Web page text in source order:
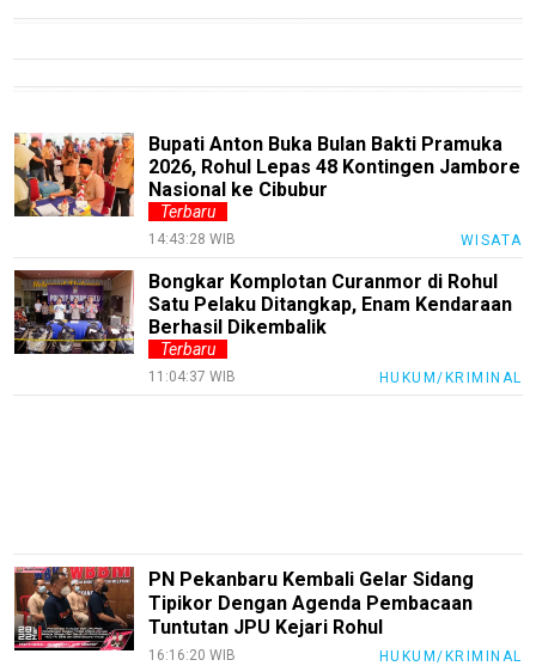
Bupati Anton Buka Bulan Bakti Pramuka
2026, Rohul Lepas 48 Kontingen Jambore
Nasional ke Cibubur
Terbaru
14:43:28 WIB WISATA
Bongkar Komplotan Curanmor di Rohul
Satu Pelaku Ditangkap, Enam Kendaraan
Berhasil Dikembalik
Terbaru
11:04:37 WIB HUKUM/KRIMINAL
PN Pekanbaru Kembali Gelar Sidang
Tipikor Dengan Agenda Pembacaan
Tuntutan JPU Kejari Rohul
16:16:20 WIB HUKUM/KRIMINAL
InfoTerbaru
Traveling
TeknoPedia
Blog
Guide
EduBudaya